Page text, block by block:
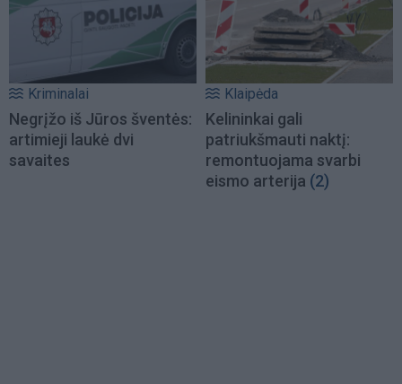
Kriminalai
Negrįžo iš Jūros šventės:
artimieji laukė dvi
savaites
Klaipėda
Kelininkai gali
patriukšmauti naktį:
remontuojama svarbi
eismo arterija (2)